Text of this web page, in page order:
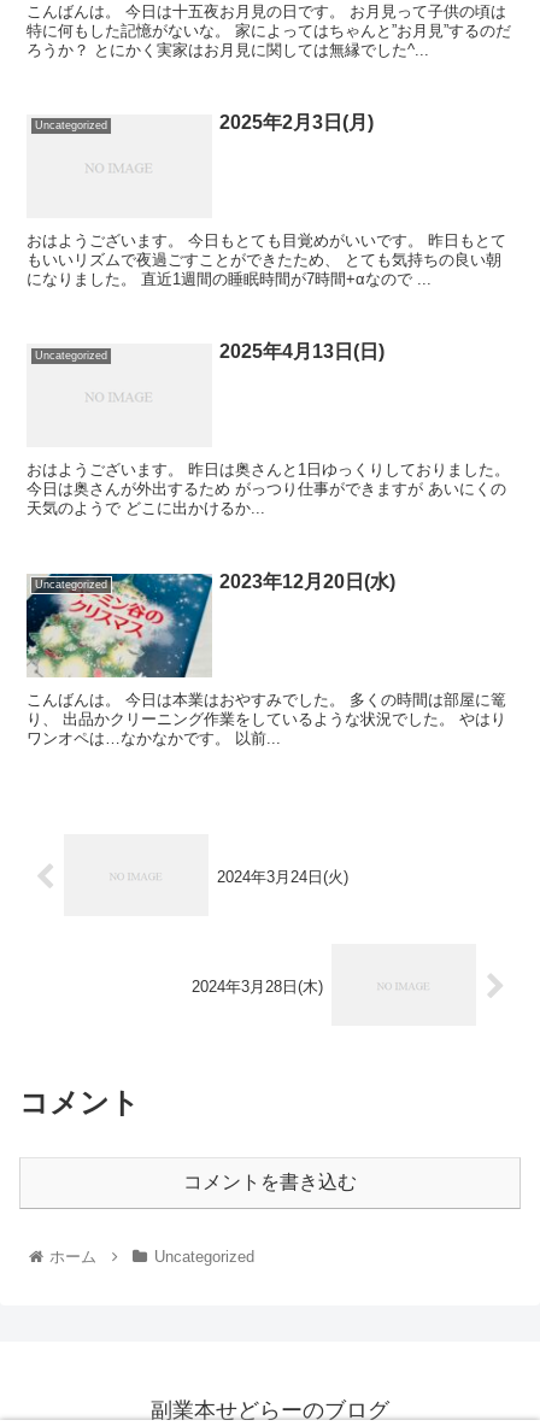
こんばんは。 今日は十五夜お月見の日です。 お月見って子供の頃は
特に何もした記憶がないな。 家によってはちゃんと”お月見”するのだ
ろうか？ とにかく実家はお月見に関しては無縁でした^...
Uncategorized 2025年2月3日(月)
おはようございます。 今日もとても目覚めがいいです。 昨日もとて
もいいリズムで夜過ごすことができたため、 とても気持ちの良い朝
になりました。 直近1週間の睡眠時間が7時間+αなので ...
Uncategorized 2025年4月13日(日)
おはようございます。 昨日は奥さんと1日ゆっくりしておりました。
今日は奥さんが外出するため がっつり仕事ができますが あいにくの
天気のようで どこに出かけるか...
Uncategorized 2023年12月20日(水)
こんばんは。 今日は本業はおやすみでした。 多くの時間は部屋に篭
り、 出品かクリーニング作業をしているような状況でした。 やはり
ワンオペは…なかなかです。 以前...
2024年3月24日(火)
2024年3月28日(木)
コメント
コメントを書き込む
ホーム Uncategorized
副業本せどらーのブログ